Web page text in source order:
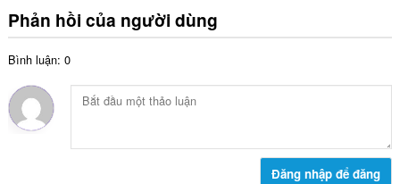
g
:
ế
p
n
g
g
x
ế
ạ
Phản hồi của người dùng
Bình luận: 0
Đăng nhập để đăng